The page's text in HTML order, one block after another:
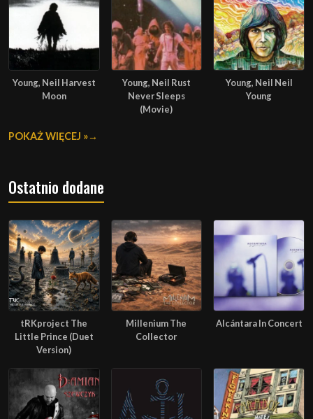
Young, Neil Harvest
Moon
Young, Neil Rust
Never Sleeps
(Movie)
Young, Neil Neil
Young
POKAŻ WIĘCEJ »
Ostatnio dodane
tRKproject The
Little Prince (Duet
Version)
Millenium The
Collector
Alcántara In Concert